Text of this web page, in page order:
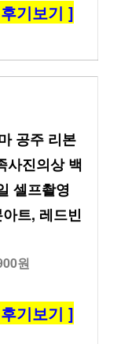
기보기 ]
공주 리본
사진의상 백
셀프촬영
트, 레드빈
원
기보기 ]